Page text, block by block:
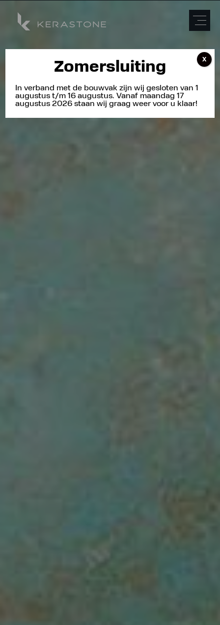
Zomersluiting
In verband met de bouwvak zijn wij gesloten van 1
augustus t/m 16 augustus. Vanaf maandag 17
augustus 2026 staan wij graag weer voor u klaar!
X